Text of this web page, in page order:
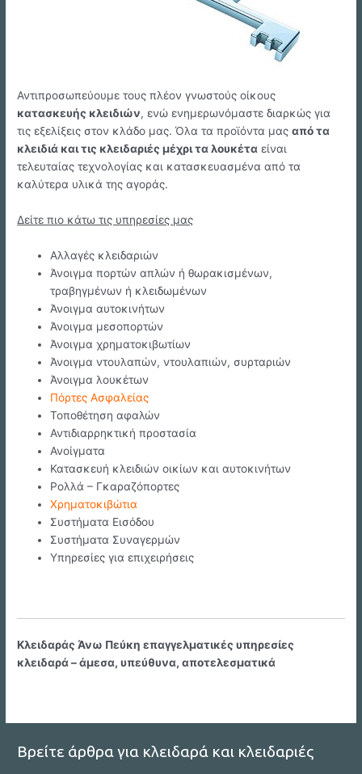
Αντιπροσωπεύουμε τους πλέον γνωστούς οίκους
κατασκευής κλειδιών, ενώ ενημερωνόμαστε διαρκώς για
τις εξελίξεις στον κλάδο μας. Όλα τα προϊόντα μαςαπό τα
κλειδιά και τις κλειδαριές μέχρι τα λουκέτα είναι
τελευταίας τεχνολογίας και κατασκευασμένα από τα
καλύτερα υλικά της αγοράς.
Δείτε πιο κάτω τις υπηρεσίες μας
Αλλαγές κλειδαριών
Άνοιγμα πορτών απλών ή θωρακισμένων,
τραβηγμένων ή κλειδωμένων
Άνοιγμα αυτοκινήτων
Άνοιγμα μεσοπορτών
Άνοιγμα χρηματοκιβωτίων
Άνοιγμα ντουλαπών, ντουλαπιών, συρταριών
Άνοιγμα λουκέτων
Πόρτες Ασφαλείας
Τοποθέτηση αφαλών
Αντιδιαρρηκτική προστασία
Ανοίγματα
Κατασκευή κλειδιών οικίων και αυτοκινήτων
Ρολλά – Γκαραζόπορτες
Χρηματοκιβώτια
Συστήματα Εισόδου
Συστήματα Συναγερμών
Υπηρεσίες για επιχειρήσεις
Κλειδαράς Άνω Πεύκη επαγγελματικές υπηρεσίες
κλειδαρά – άμεσα, υπεύθυνα, αποτελεσματικά
Βρείτε άρθρα για κλειδαρά και κλειδαριές